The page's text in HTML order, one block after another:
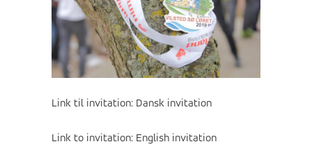
Link til invitation: Dansk invitation
Link to invitation: English invitation